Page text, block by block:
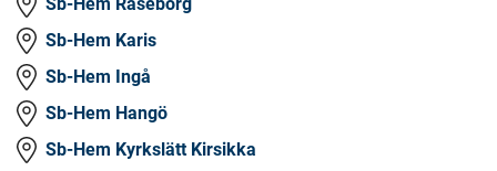
Sb-Hem Raseborg
Sb-Hem Karis
Sb-Hem Ingå
Sb-Hem Hangö
Sb-Hem Kyrkslätt Kirsikka